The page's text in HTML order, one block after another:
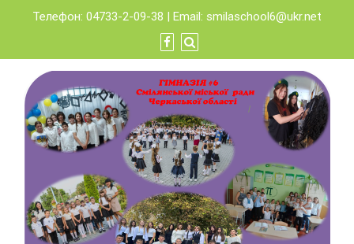
content
Телефон: 04733-2-09-38 | Email: smilaschool6@ukr.net